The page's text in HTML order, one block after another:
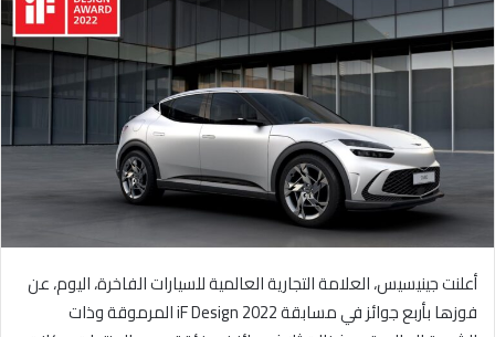
ل
ب
ر
ي
د
ا
إ
ل
ك
ت
ر
و
أعلنت جينيسيس، العلامة التجارية العالمية للسيارات الفاخرة، اليوم، عن
فوزها بأربع جوائز في مسابقةiF Design 2022المرموقة وذات